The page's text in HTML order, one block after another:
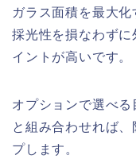
ガラス面積を最大化
採光性を損なわず
イントが高いです。
オプションで選べ
と組み合わせれば
プします。